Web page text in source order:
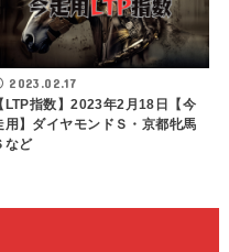
2023.02.17
【LTP指数】2023年2月18日【今
用】ダイヤモンドＳ・京都牝馬
など